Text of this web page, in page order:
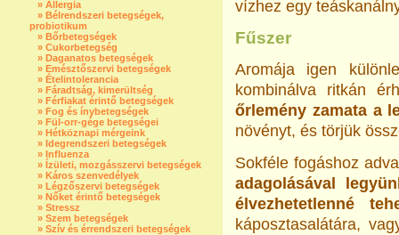
» Allergia
» Bélrendszeri betegségek,
probiotikum
» Bőrbetegségek
» Cukorbetegség
» Daganatos betegségek
» Emésztőszervi betegségek
» Ételintolerancia
» Fáradtság, kimerültség
» Férfiakat érintő betegségek
» Fog és ínybetegségek
» Fül-orr-gége betegségei
» Hétköznapi mérgeink
» Idegrendszeri betegségek
» Influenza
» Ízületi, mozgásszervi betegségek
» Káros szenvedélyek
» Légzőszervi betegségek
» Nőket érintő betegségek
» Stressz
» Szem betegségek
» Szív és érrendszeri betegségek
vízhez egy
Fűszer
Aromája igen
kombinálva ritkán
őrlemény zamata a
növényt, és törjük
Sokféle fogáshoz
adagolásával
élvezhetetlenné
káposztasalátára,